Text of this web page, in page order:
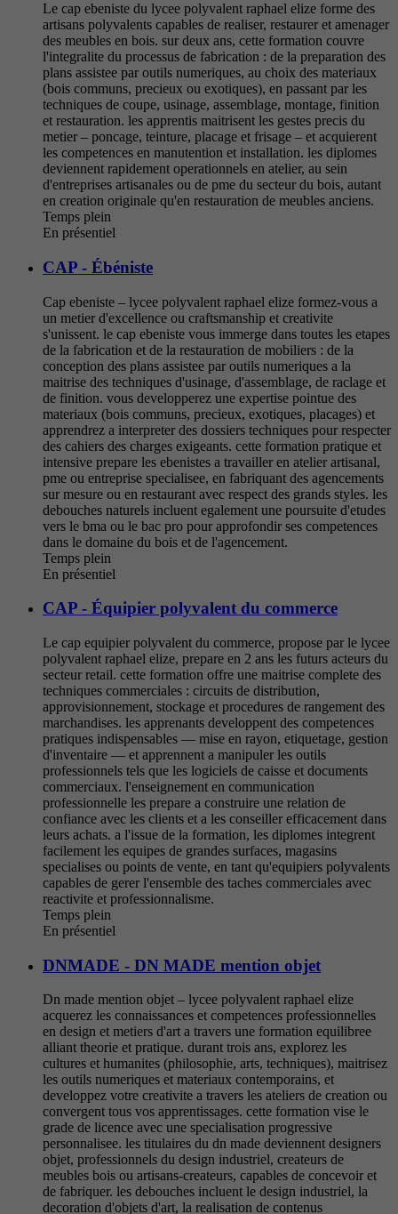
Le cap ebeniste du lycee polyvalent raphael elize forme des
artisans polyvalents capables de realiser, restaurer et amenager
des meubles en bois. sur deux ans, cette formation couvre
l'integralite du processus de fabrication : de la preparation des
plans assistee par outils numeriques, au choix des materiaux
(bois communs, precieux ou exotiques), en passant par les
techniques de coupe, usinage, assemblage, montage, finition
et restauration. les apprentis maitrisent les gestes precis du
metier – poncage, teinture, placage et frisage – et acquierent
les competences en manutention et installation. les diplomes
deviennent rapidement operationnels en atelier, au sein
d'entreprises artisanales ou de pme du secteur du bois, autant
en creation originale qu'en restauration de meubles anciens.
Temps plein
En présentiel
CAP - Ébéniste
Cap ebeniste – lycee polyvalent raphael elize formez-vous a
un metier d'excellence ou craftsmanship et creativite
s'unissent. le cap ebeniste vous immerge dans toutes les etapes
de la fabrication et de la restauration de mobiliers : de la
conception des plans assistee par outils numeriques a la
maitrise des techniques d'usinage, d'assemblage, de raclage et
de finition. vous developperez une expertise pointue des
materiaux (bois communs, precieux, exotiques, placages) et
apprendrez a interpreter des dossiers techniques pour respecter
des cahiers des charges exigeants. cette formation pratique et
intensive prepare les ebenistes a travailler en atelier artisanal,
pme ou entreprise specialisee, en fabriquant des agencements
sur mesure ou en restaurant avec respect des grands styles. les
debouches naturels incluent egalement une poursuite d'etudes
vers le bma ou le bac pro pour approfondir ses competences
dans le domaine du bois et de l'agencement.
Temps plein
En présentiel
CAP - Équipier polyvalent du commerce
Le cap equipier polyvalent du commerce, propose par le lycee
polyvalent raphael elize, prepare en 2 ans les futurs acteurs du
secteur retail. cette formation offre une maitrise complete des
techniques commerciales : circuits de distribution,
approvisionnement, stockage et procedures de rangement des
marchandises. les apprenants developpent des competences
pratiques indispensables — mise en rayon, etiquetage, gestion
d'inventaire — et apprennent a manipuler les outils
professionnels tels que les logiciels de caisse et documents
commerciaux. l'enseignement en communication
professionnelle les prepare a construire une relation de
confiance avec les clients et a les conseiller efficacement dans
leurs achats. a l'issue de la formation, les diplomes integrent
facilement les equipes de grandes surfaces, magasins
specialises ou points de vente, en tant qu'equipiers polyvalents
capables de gerer l'ensemble des taches commerciales avec
reactivite et professionnalisme.
Temps plein
En présentiel
DNMADE - DN MADE mention objet
Dn made mention objet – lycee polyvalent raphael elize
acquerez les connaissances et competences professionnelles
en design et metiers d'art a travers une formation equilibree
alliant theorie et pratique. durant trois ans, explorez les
cultures et humanites (philosophie, arts, techniques), maitrisez
les outils numeriques et materiaux contemporains, et
developpez votre creativite a travers les ateliers de creation ou
convergent tous vos apprentissages. cette formation vise le
grade de licence avec une specialisation progressive
personnalisee. les titulaires du dn made deviennent designers
objet, professionnels du design industriel, createurs de
meubles bois ou artisans-createurs, capables de concevoir et
de fabriquer. les debouches incluent le design industriel, la
decoration d'objets d'art, la realisation de contenus